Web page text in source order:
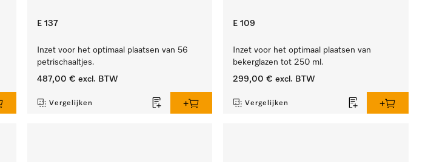
E 137
Inzet voor het optimaal plaatsen van 56
petrischaaltjes.
487,00 € excl. BTW
Vergelijken
E 109
Inzet voor het optimaal plaatsen van
bekerglazen tot 250 ml.
299,00 € excl. BTW
Vergelijken